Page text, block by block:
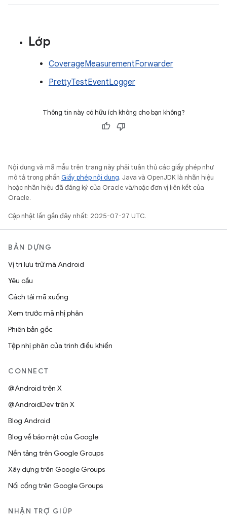
Lớp
CoverageMeasurementForwarder
PrettyTestEventLogger
Thông tin này có hữu ích không cho bạn không?
Nội dung và mã mẫu trên trang này phải tuân thủ các giấy phép như
mô tả trong phần Giấy phép nội dung. Java và OpenJDK là nhãn hiệu
hoặc nhãn hiệu đã đăng ký của Oracle và/hoặc đơn vị liên kết của
Oracle.
Cập nhật lần gần đây nhất: 2025-07-27 UTC.
BẢN DỰNG
Vị trí lưu trữ mã Android
Yêu cầu
Cách tải mã xuống
Xem trước mã nhị phân
Phiên bản gốc
Tệp nhị phân của trình điều khiển
CONNECT
@Android trên X
@AndroidDev trên X
Blog Android
Blog về bảo mật của Google
Nền tảng trên Google Groups
Xây dựng trên Google Groups
Nối cổng trên Google Groups
NHẬN TRỢ GIÚP